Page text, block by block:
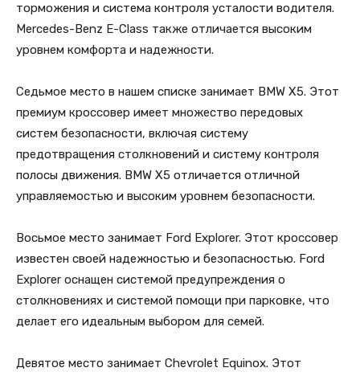
торможения и система контроля усталости водителя.
Mercedes-Benz E-Class также отличается высоким
уровнем комфорта и надежности.
Седьмое место в нашем списке занимает BMW X5. Этот
премиум кроссовер имеет множество передовых
систем безопасности, включая систему
предотвращения столкновений и систему контроля
полосы движения. BMW X5 отличается отличной
управляемостью и высоким уровнем безопасности.
Восьмое место занимает Ford Explorer. Этот кроссовер
известен своей надежностью и безопасностью. Ford
Explorer оснащен системой предупреждения о
столкновениях и системой помощи при парковке, что
делает его идеальным выбором для семей.
Девятое место занимает Chevrolet Equinox. Этот